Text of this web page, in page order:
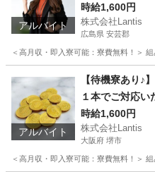
アルバイト
時給1,600円
株式会社Lantis
広島県 安芸郡
＜高月収・即入寮可能：寮費無料！
工場 時給
アルバイト
【待機寮あり♪
１本でご対応
時給1,600円
株式会社Lantis
大阪府 堺市
＜高月収・即入寮可能：寮費無料！